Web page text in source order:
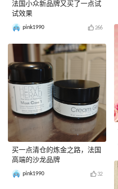
法国小众新品牌又买了一点试
试效果
pink1990 266
买一点清仓的炼金之路，法国
高端的沙龙品牌
pink1990 32